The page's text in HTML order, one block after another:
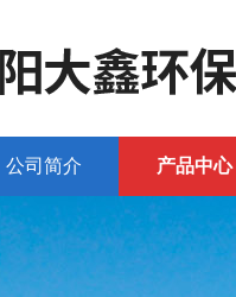
公司简介 产品中心